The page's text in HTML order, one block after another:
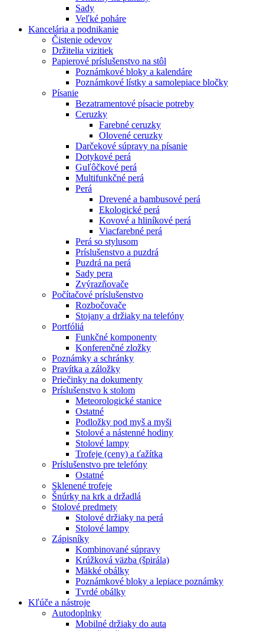
Sady
Veľké poháre
Kancelária a podnikanie
Čistenie odevov
Držitelia vizitiek
Papierové príslušenstvo na stôl
Poznámkové bloky a kalendáre
Poznámkové lístky a samolepiace bločky
Písanie
Bezatramentové písacie potreby
Ceruzky
Farebné ceruzky
Olovené ceruzky
Darčekové súpravy na písanie
Dotykové perá
Guľôčkové perá
Multifunkčné perá
Perá
Drevené a bambusové perá
Ekologické perá
Kovové a hliníkové perá
Viacfarebné perá
Perá so stylusom
Príslušenstvo a puzdrá
Puzdrá na perá
Sady pera
Zvýrazňovače
Počítačové príslušenstvo
Rozbočovače
Stojany a držiaky na telefóny
Portfóliá
Funkčné komponenty
Konferenčné zložky
Poznámky a schránky
Pravítka a záložky
Priečinky na dokumenty
Príslušenstvo k stolom
Meteorologické stanice
Ostatné
Podložky pod myš a myši
Stolové a nástenné hodiny
Stolové lampy
Trofeje (ceny) a ťažítka
Príslušenstvo pre telefóny
Ostatné
Sklenené trofeje
Šnúrky na krk a držadlá
Stolové predmety
Stolové držiaky na perá
Stolové lampy
Zápisníky
Kombinované súpravy
Krúžková väzba (špirála)
Mäkké obálky
Poznámkové bloky a lepiace poznámky
Tvrdé obálky
Kľúče a nástroje
Autodoplnky
Mobilné držiaky do auta